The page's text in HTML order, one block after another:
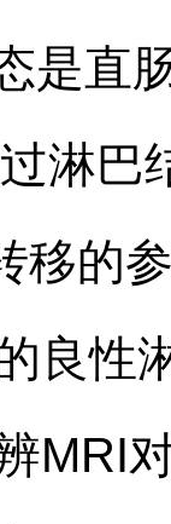
是直
淋巴
移的
良性
MRI